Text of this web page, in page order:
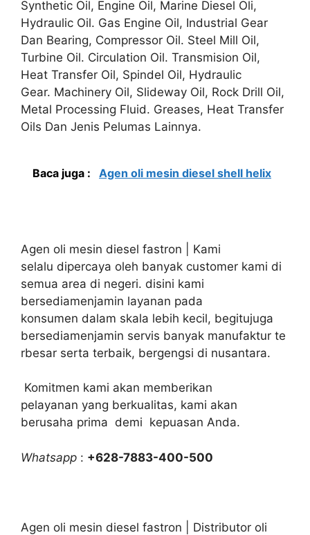
Synthetic Oil, Engine Oil, Marine Diesel Oli,
Hydraulic Oil. Gas Engine Oil, Industrial Gear
Dan Bearing, Compressor Oil. Steel Mill Oil,
Turbine Oil. Circulation Oil. Transmision Oil,
Heat Transfer Oil, Spindel Oil, Hydraulic
Gear. Machinery Oil, Slideway Oil, Rock Drill Oil,
Metal Processing Fluid. Greases, Heat Transfer
Oils Dan Jenis Pelumas Lainnya.
Baca juga : Agen oli mesin diesel shell helix
Agen oli mesin diesel fastron | Kami
selalu dipercaya oleh banyak customer kami di
semua area di negeri. disini kami
bersediamenjamin layanan pada
konsumen dalam skala lebih kecil, begitujuga
bersediamenjamin servis banyak manufaktur te
rbesar serta terbaik, bergengsi di nusantara.
Komitmen kami akan memberikan
pelayanan yang berkualitas, kami akan
berusaha prima demi kepuasan Anda.
Whatsapp : +628-7883-400-500
Agen oli mesin diesel fastron | Distributor oli